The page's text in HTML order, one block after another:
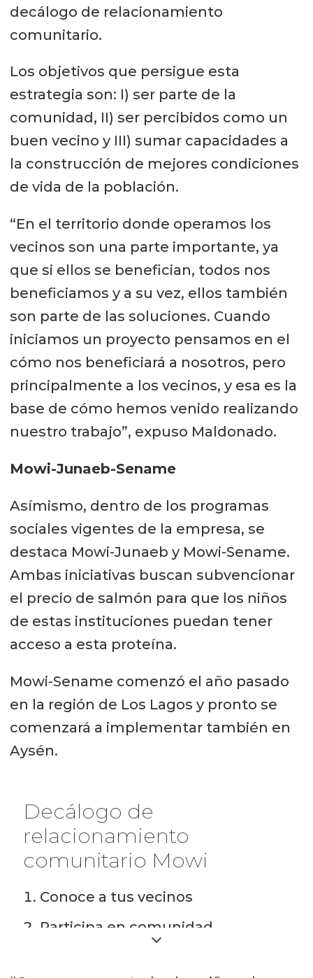
decálogo de relacionamiento
comunitario.
Los objetivos que persigue esta
estrategia son: I) ser parte de la
comunidad, II) ser percibidos como un
buen vecino y III) sumar capacidades a
la construcción de mejores condiciones
de vida de la población.
“En el territorio donde operamos los
vecinos son una parte importante, ya
que si ellos se benefician, todos nos
beneficiamos y a su vez, ellos también
son parte de las soluciones. Cuando
iniciamos un proyecto pensamos en el
cómo nos beneficiará a nosotros, pero
principalmente a los vecinos, y esa es la
base de cómo hemos venido realizando
nuestro trabajo”, expuso Maldonado.
Mowi-Junaeb-Sename
Asímismo, dentro de los programas
sociales vigentes de la empresa, se
destaca Mowi-Junaeb y Mowi-Sename.
Ambas iniciativas buscan subvencionar
el precio de salmón para que los niños
de estas instituciones puedan tener
acceso a esta proteína.
Mowi-Sename comenzó el año pasado
en la región de Los Lagos y pronto se
comenzará a implementar también en
Aysén.
Decálogo de
relacionamiento
comunitario Mowi
Conoce a tus vecinos
Participa en comunidad